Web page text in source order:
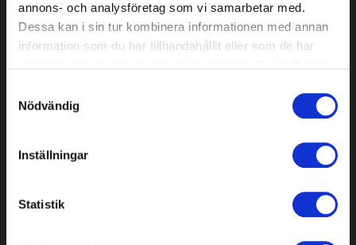
annons- och analysföretag som vi samarbetar med.
Dessa kan i sin tur kombinera informationen med annan
information som du har tillhandahållit eller som de har
Nödvändig
Inställningar
Statistik
50 m
Model: 623
11,99 EUR